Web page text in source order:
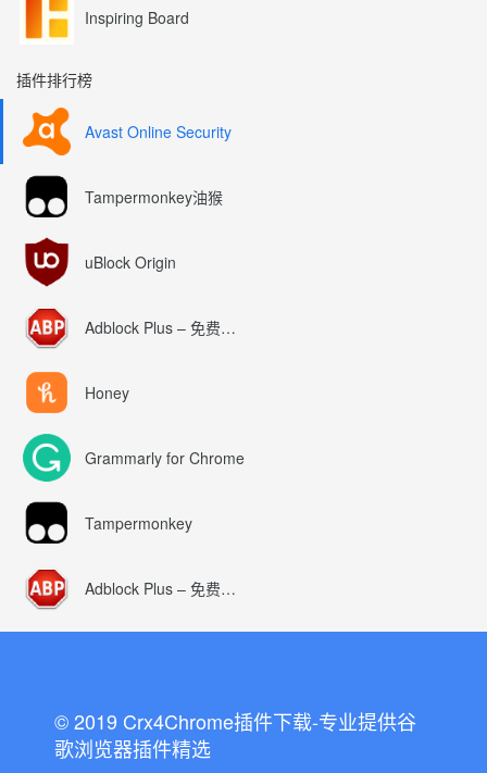
Inspiring Board
插件排行榜
Avast Online Security
Tampermonkey油猴
uBlock Origin
Adblock Plus – 免费的广告拦截器
Honey
Grammarly for Chrome
Tampermonkey
Adblock Plus – 免费的广告拦截器
© 2019 Crx4Chrome插件下载-专业提供谷
歌浏览器插件精选